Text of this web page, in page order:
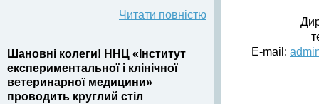
E-mail:
Читати повністю
Шановні колеги! ННЦ «Інститут
експериментальної і клінічної
ветеринарної медицини»
проводить круглий стіл